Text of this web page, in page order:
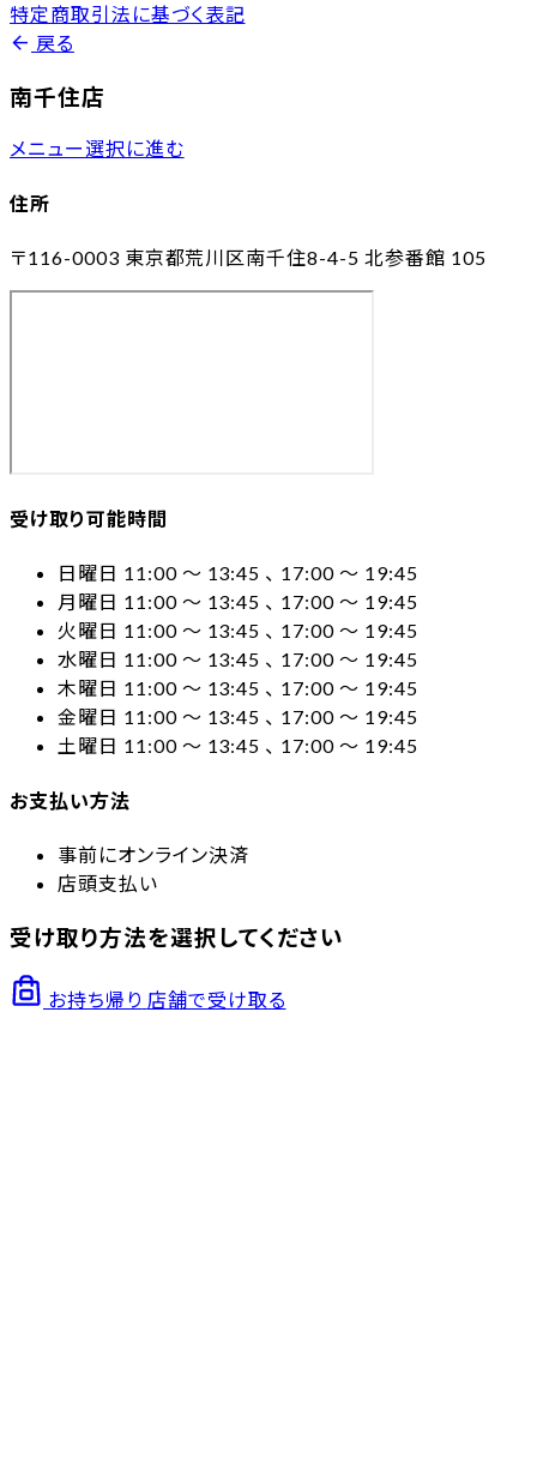
特定商取引法に基づく表記
arrow_back 戻る
南千住店
メニュー選択に進む
住所
〒116-0003 東京都荒川区南千住8-4-5 北参番館 105
受け取り可能時間
日曜日 11:00 〜 13:45 、 17:00 〜 19:45
月曜日 11:00 〜 13:45 、 17:00 〜 19:45
火曜日 11:00 〜 13:45 、 17:00 〜 19:45
水曜日 11:00 〜 13:45 、 17:00 〜 19:45
木曜日 11:00 〜 13:45 、 17:00 〜 19:45
金曜日 11:00 〜 13:45 、 17:00 〜 19:45
土曜日 11:00 〜 13:45 、 17:00 〜 19:45
お支払い方法
事前にオンライン決済
店頭支払い
受け取り方法を選択してください
お持ち帰り 店舗で受け取る